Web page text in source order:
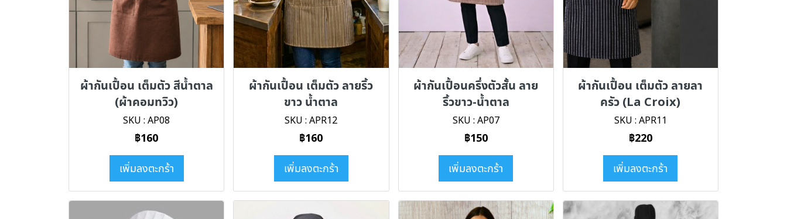
ผ้ากันเปื้อน เต็มตัว สีน้ำตาล
(ผ้าคอมทวิว)
SKU : AP08
฿160
เพิ่มลงตะกร้า
ผ้ากันเปื้อน เต็มตัว ลายริ้ว
ขาว น้ำตาล
SKU : APR12
฿160
เพิ่มลงตะกร้า
ผ้ากันเปื้อนครึ่งตัวสั้น ลาย
ริ้วขาว-น้ำตาล
SKU : AP07
฿150
เพิ่มลงตะกร้า
ผ้ากันเปื้อน เต็มตัว ลายลา
ครัว (La Croix)
SKU : APR11
฿220
เพิ่มลงตะกร้า